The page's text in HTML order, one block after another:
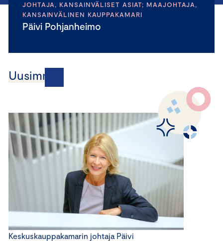
JOHTAJA, KANSAINVÄLISET ASIAT; MAAJOHTAJA,
KANSAINVÄLINEN KAUPPAKAMARI
Päivi Pohjanheimo
Uusimmat
Keskuskauppakamarin johtaja Päivi